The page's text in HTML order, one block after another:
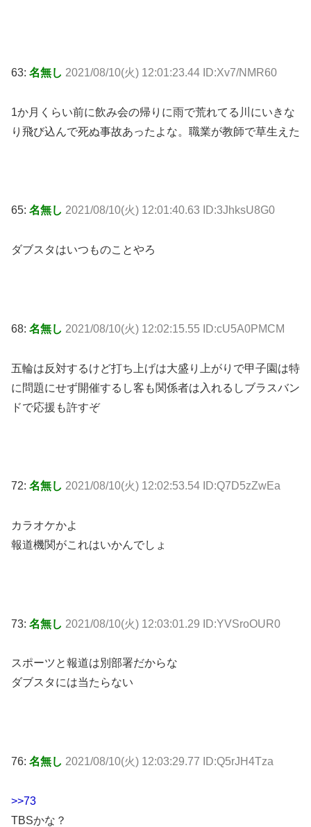
63: 名無し 2021/08/10(火) 12:01:23.44 ID:Xv7/NMR60
1か月くらい前に飲み会の帰りに雨で荒れてる川にいきな
り飛び込んで死ぬ事故あったよな。職業が教師で草生えた
65: 名無し 2021/08/10(火) 12:01:40.63 ID:3JhksU8G0
ダブスタはいつものことやろ
68: 名無し 2021/08/10(火) 12:02:15.55 ID:cU5A0PMCM
五輪は反対するけど打ち上げは大盛り上がりで甲子園は特
に問題にせず開催するし客も関係者は入れるしブラスバン
ドで応援も許すぞ
72: 名無し 2021/08/10(火) 12:02:53.54 ID:Q7D5zZwEa
カラオケかよ
報道機関がこれはいかんでしょ
73: 名無し 2021/08/10(火) 12:03:01.29 ID:YVSroOUR0
スポーツと報道は別部署だからな
ダブスタには当たらない
76: 名無し 2021/08/10(火) 12:03:29.77 ID:Q5rJH4Tza
>>73
TBSかな？